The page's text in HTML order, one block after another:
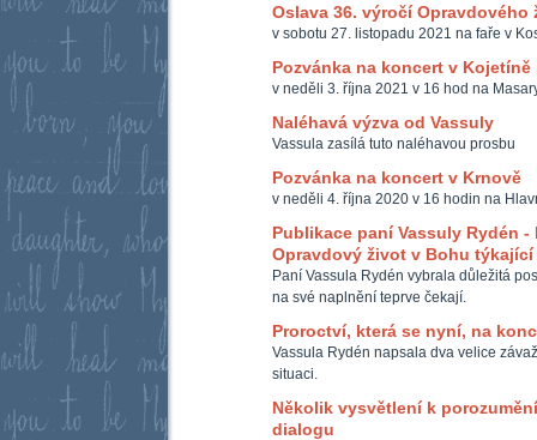
Oslava 36. výročí Opravdového
v sobotu 27. listopadu 2021 na faře v
Pozvánka na koncert v Kojetíně
v neděli 3. října 2021 v 16 hod na
Naléhavá výzva od Vassuly
Vassula zasílá tuto naléhavou prosbu
Pozvánka na koncert v Krnově
v neděli 4. října 2020 v 16 hodin na
Publikace paní Vassuly Rydén
Opravdový život v Bohu
Paní Vassula Rydén vybrala důležitá
na své naplnění teprve čekají.
Proroctví, která se nyní, na
Vassula Rydén napsala dva velice
situaci.
Několik vysvětlení k
dialogu